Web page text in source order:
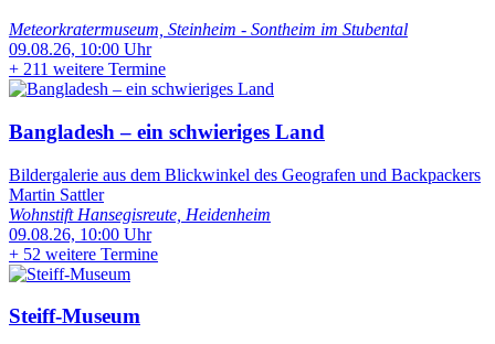
Meteorkratermuseum, Steinheim - Sontheim im Stubental
09.08.26, 10:00 Uhr
+ 211 weitere Termine
Bangladesh – ein schwieriges Land
Bildergalerie aus dem Blickwinkel des Geografen und Backpackers
Martin Sattler
Wohnstift Hansegisreute, Heidenheim
09.08.26, 10:00 Uhr
+ 52 weitere Termine
Steiff-Museum